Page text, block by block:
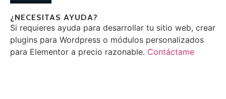
¿NECESITAS AYUDA?
Si requieres ayuda para desarrollar tu sitio web, crear
plugins para Wordpress o módulos personalizados
para Elementor a precio razonable. Contáctame